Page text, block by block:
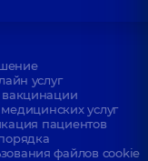
услуг
вакцинации
услуг
пациентов
файлов cookie